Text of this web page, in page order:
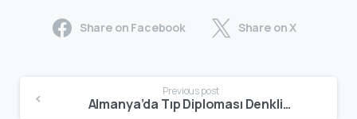
Share on Facebook Share on X
Previous post
Almanya’da Tıp Diploması Denkliği | Approbation Süreci ve Şartlar